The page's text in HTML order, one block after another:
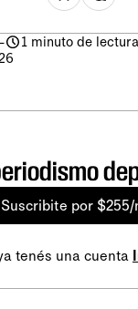
-
1 minuto de lectura
Suscribite por $255/
tenés una cuenta